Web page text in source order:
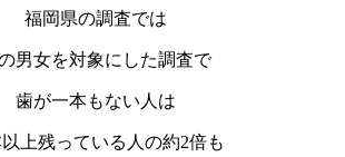
福岡県の調査では
男女を対象にした調査で
歯が一本もない人は
以上残っている人の約2倍も